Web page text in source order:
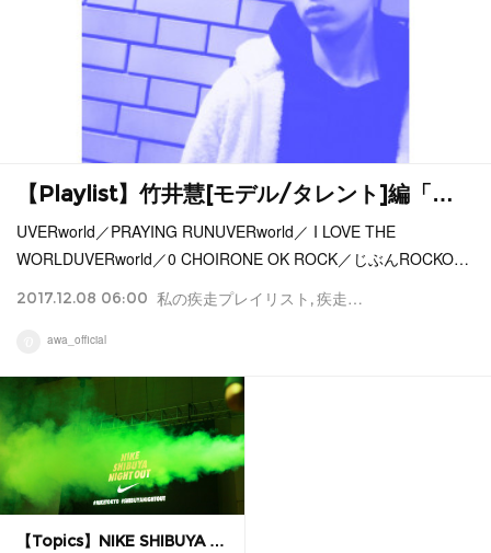
【Playlist】竹井慧[モデル/タレント]編「…
UVERworld／PRAYING RUNUVERworld／ I LOVE THE
WORLDUVERworld／0 CHOIRONE OK ROCK／じぶんROCKO…
2017.12.08 06:00 私の疾走プレイリスト 疾走プレイリスト
awa_official
【Topics】NIKE SHIBUYA …